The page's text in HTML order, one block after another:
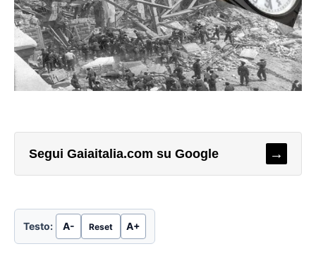
Segui Gaiaitalia.com su Google →
Testo: A- Reset A+